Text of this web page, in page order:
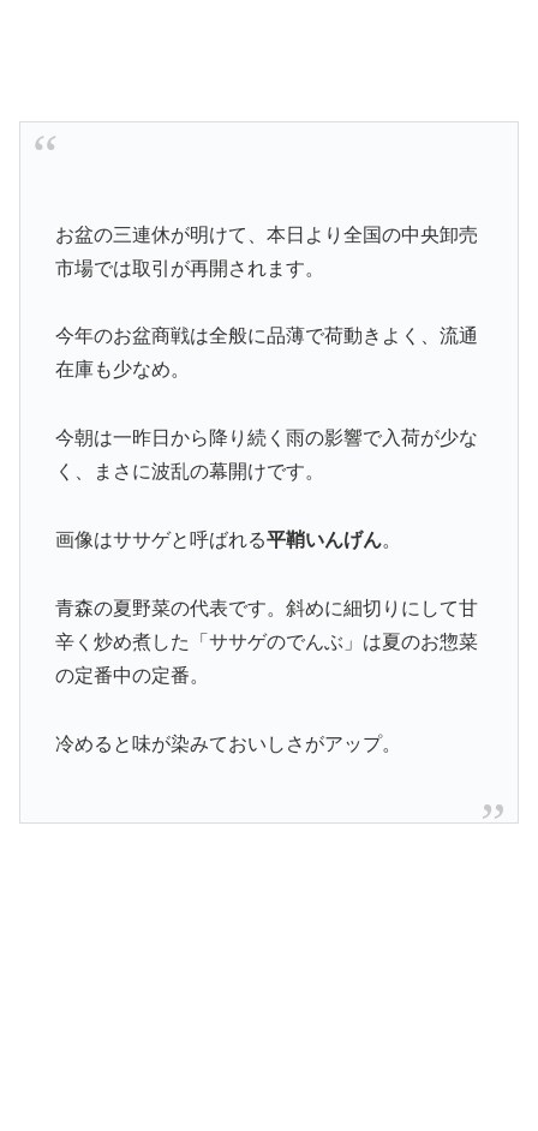
お盆の三連休が明けて、本日より全国の中央卸売
市場では取引が再開されます。
今年のお盆商戦は全般に品薄で荷動きよく、流通
在庫も少なめ。
今朝は一昨日から降り続く雨の影響で入荷が少な
く、まさに波乱の幕開けです。
画像はササゲと呼ばれる平鞘いんげん。
青森の夏野菜の代表です。斜めに細切りにして甘
辛く炒め煮した「ササゲのでんぶ」は夏のお惣菜
の定番中の定番。
冷めると味が染みておいしさがアップ。